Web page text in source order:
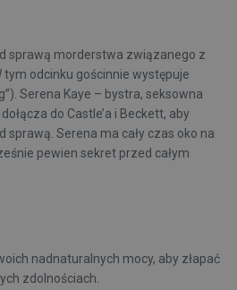
sprawą morderstwa związanego z
tym odcinku gościnnie występuje
Serena Kaye – bystra, seksowna
do Castle’a i Beckett, aby
sprawą. Serena ma cały czas oko na
pewien sekret przed całym
nadnaturalnych mocy, aby złapać
zdolnościach.